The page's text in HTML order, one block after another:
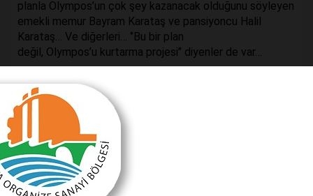
planla Olympos’un çok şey kazanacak olduğunu söyleyen
emekli memur Bayram Karataş ve pansiyoncu Halil
Karataş… Ve diğerleri… ‘’Bu bir plan
değil, Olympos’u kurtarma projesi’’ diyenler de var…
Hepsi kurulmuş robotlar gibi bakana şahitlik yapmak
adına planı övüyorlar.
Aralarında ne bir mimar var ne de bir uzman…
Son Söz; bana göre Olympos’un gerçekten kurtarılmaya
ihtiyacı var. Kimlerden mi; Olympos üzerinde rant adına